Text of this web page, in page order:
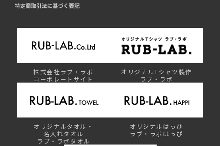
特定商取引法に基づく表記
株式会社ラブ・ラボ
コーポレートサイト
オリジナルTシャツ製作
ラブ・ラボ
オリジナルタオル・
名入れタオル
ラブ・ラボタオル
オリジナルはっぴ
ラブ・ラボはっぴ